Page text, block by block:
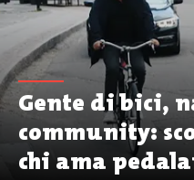
Gente di bici,
community:
chi ama